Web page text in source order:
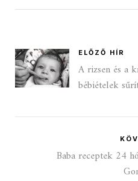
ELŐZŐ HÍR
A rizsen és a
bébiételek
Baba receptek 24